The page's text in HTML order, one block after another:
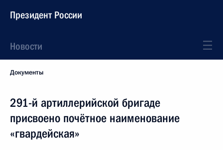
Президент России
Новости
Документы
291-й артиллерийской бригаде
присвоено почётное наименование
«гвардейская»